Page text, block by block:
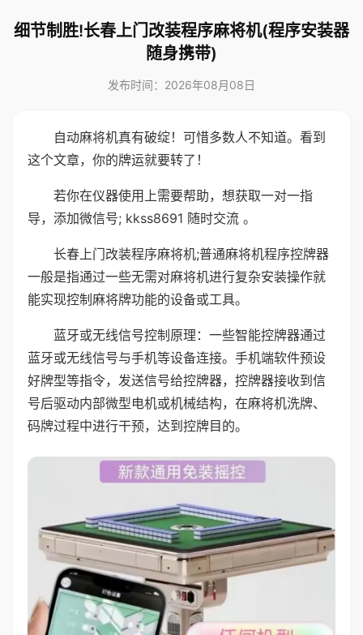
细节制胜!长春上门改装程序麻将机(程序安装器
随身携带)
发布时间：2026年08月08日
自动麻将机真有破绽！可惜多数人不知道。看到
这个文章，你的牌运就要转了！
若你在仪器使用上需要帮助，想获取一对一指
导，添加微信号; kkss8691 随时交流 。
长春上门改装程序麻将机;普通麻将机程序控牌器
一般是指通过一些无需对麻将机进行复杂安装操作就
能实现控制麻将牌功能的设备或工具。
蓝牙或无线信号控制原理：一些智能控牌器通过
蓝牙或无线信号与手机等设备连接。手机端软件预设
好牌型等指令，发送信号给控牌器，控牌器接收到信
号后驱动内部微型电机或机械结构，在麻将机洗牌、
码牌过程中进行干预，达到控牌目的。